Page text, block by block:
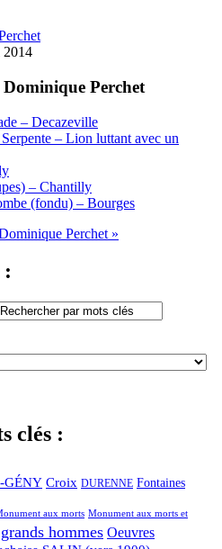
2014
Perchet
– Decazeville
– Lion luttant avec un
– Chantilly
(fondu) – Bourges
Perchet »
:
clés :
GÉNY Croix DURENNE Fontaines
aux morts Monument aux morts et
hommes Oeuvres